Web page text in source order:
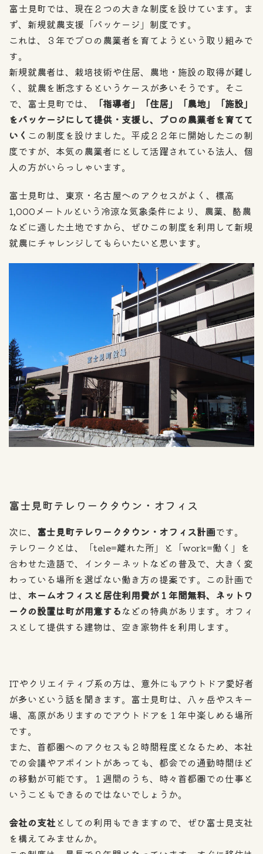
富士見町では、現在２つの大きな制度を設けています。ま
ず、新規就農支援「パッケージ」制度です。
これは、３年でプロの農業者を育てようという取り組みで
す。
新規就農者は、栽培技術や住居、農地・施設の取得が難し
く、就農を断念するというケースが多いそうです。そこ
で、富士見町では、
「指導者」「住居」「農地」「施設」
をパッケージにして提供・支援し、プロの農業者を育てて
いく この制度を設けました。平成２２年に開始したこの制
度ですが、本気の農業者にとして活躍されている法人、個
人の方がいらっしゃいます。
富士見町は、東京・名古屋へのアクセスがよく、標高
1,000メートルという冷涼な気象条件により、農業、酪農
などに適した土地ですから、ぜひこの制度を利用して新規
就農にチャレンジしてもらいたいと思います。
富士見町テレワークタウン・オフィス
次に、 富士見町テレワークタウン・オフィス計画です。
テレワークとは、「tele=離れた所」と「work=働く」を
合わせた造語で、インターネットなどの普及で、大きく変
わっている場所を選ばない働き方の提案です。この計画で
は、 ホームオフィスと居住利用費が１年間無料、ネットワ
ークの設置は町が用意するなどの特典があります。オフィ
スとして提供する建物は、空き家物件を利用します。
ITやクリエイティブ系の方は、意外にもアウトドア愛好者
が多いという話を聞きます。富士見町は、八ヶ岳やスキー
場、高原がありますのでアウトドアを１年中楽しめる場所
です。
また、首都圏へのアクセスも２時間程度となるため、本社
での会議やアポイントがあっても、都会での通勤時間ほど
の移動が可能です。１週間のうち、時々首都圏での仕事と
いうこともできるのではないでしょうか。
会社の支社 としての利用もできますので、ぜひ富士見支社
を構えてみませんか。